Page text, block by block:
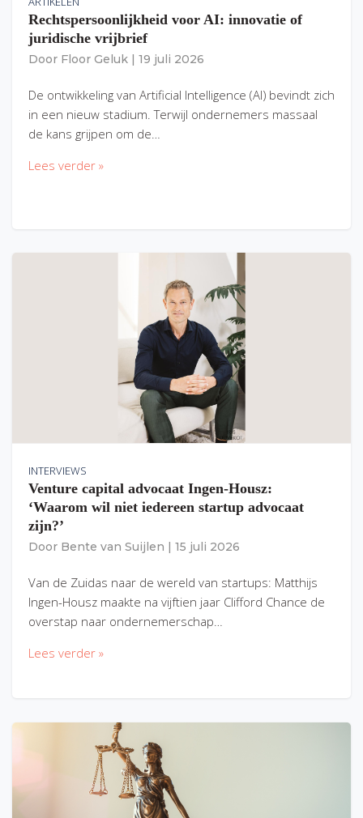
Rechtspersoonlijkheid voor AI: innovatie of
juridische vrijbrief
Door Floor Geluk 19 juli 2026
De ontwikkeling van Artificial Intelligence (AI) bevindt zich
in een nieuw stadium. Terwijl ondernemers massaal
de kans grijpen om de…
Lees verder »
INTERVIEWS
Venture capital advocaat Ingen-Housz:
‘Waarom wil niet iedereen startup advocaat
zijn?’
Door Bente van Suijlen 15 juli 2026
Van de Zuidas naar de wereld van startups: Matthijs
Ingen-Housz maakte na vijftien jaar Clifford Chance de
overstap naar ondernemerschap…
Lees verder »